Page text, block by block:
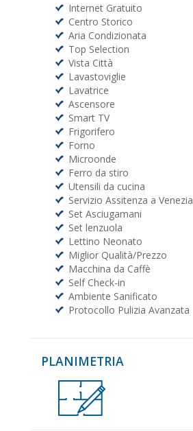
Internet Gratuito
Centro Storico
Aria Condizionata
Top Selection
Vista Città
Lavastoviglie
Lavatrice
Ascensore
Smart TV
Frigorifero
Forno
Microonde
Ferro da stiro
Utensili da cucina
Servizio Assitenza a Venezia
Set Asciugamani
Set lenzuola
Lettino Neonato
Miglior Qualità/Prezzo
Macchina da Caffè
Self Check-in
Ambiente Sanificato
Protocollo Pulizia Avanzata
PLANIMETRIA